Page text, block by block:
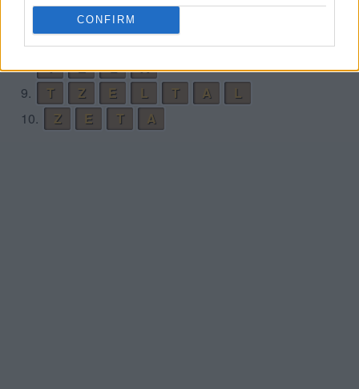
CONFIRM
A L
7.
T A T
E
8.
T E L
A
9.
T Z E L T A
L
10.
Z E T A